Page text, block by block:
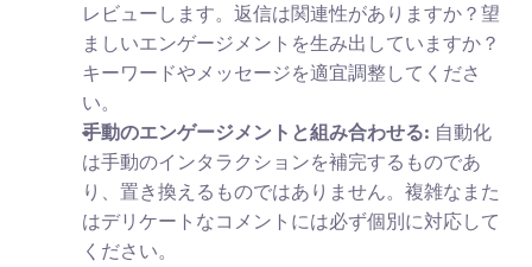
レビューします。返信は関連性がありますか？望
ましいエンゲージメントを生み出していますか？
キーワードやメッセージを適宜調整してくださ
い。
手動のエンゲージメントと組み合わせる: 自動化
は手動のインタラクションを補完するものであ
り、置き換えるものではありません。複雑なまた
はデリケートなコメントには必ず個別に対応して
ください。